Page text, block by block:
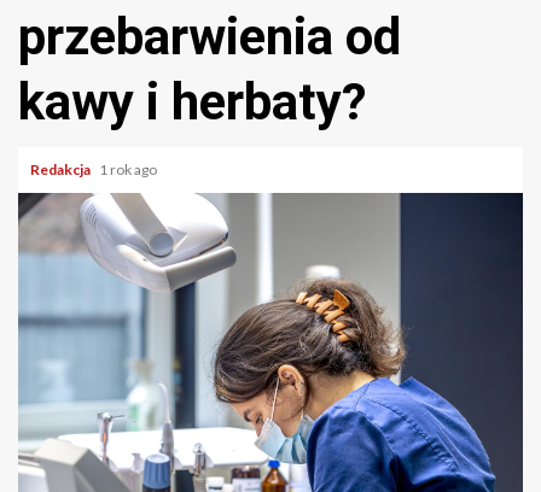
przebarwienia od
kawy i herbaty?
Redakcja 1 rok ago